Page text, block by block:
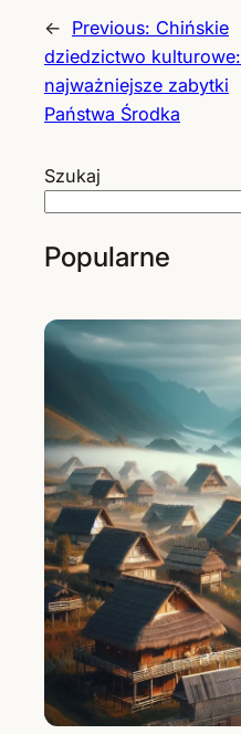
← Previous: Chińskie
dziedzictwo kulturowe:
najważniejsze zabytki
Państwa Środka
Szukaj
Popularne